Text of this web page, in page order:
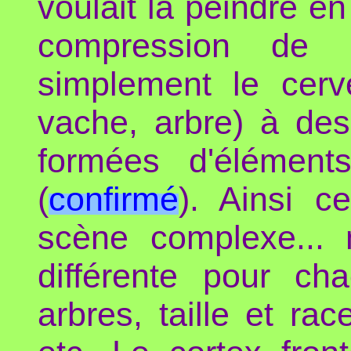
compression de
simplement le
vache, arbre) à
formées
(confirmé). Ainsi
scène
différente pour
arbres, taille et